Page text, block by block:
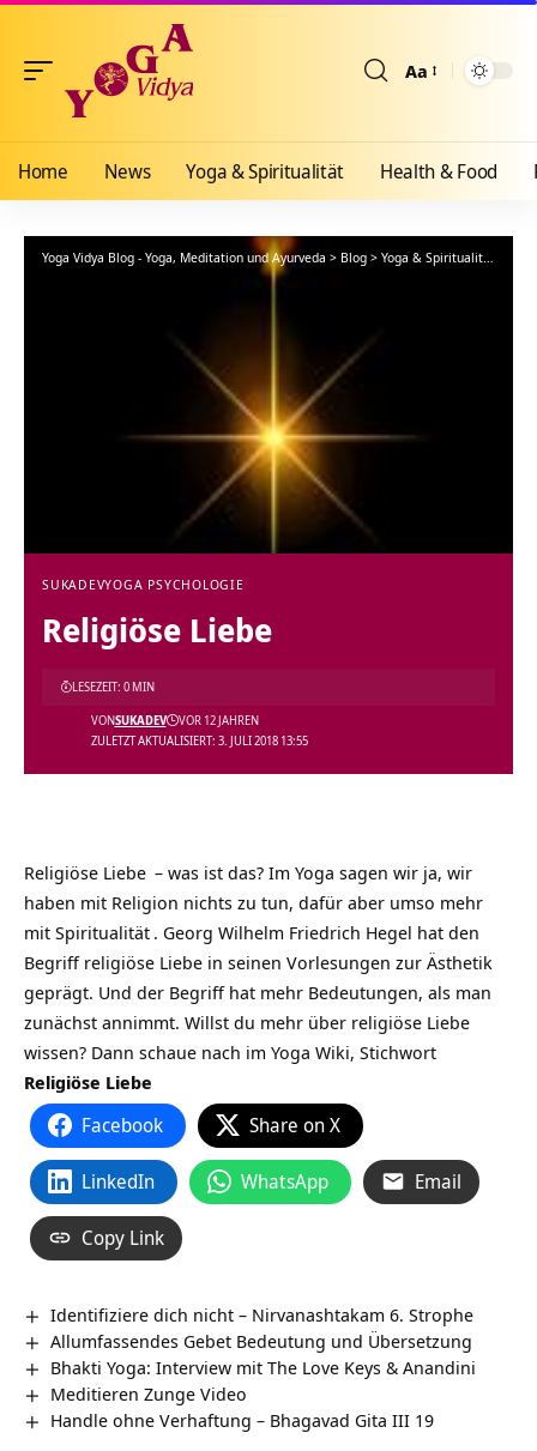
Aa
Home News Yoga & Spiritualität Health & Food
Yoga Vidya Blog - Yoga, Meditation und Ayurveda > Blog > Yoga & Spiritualität
SUKADEVYOGA PSYCHOLOGIE
Religiöse Liebe
ZULETZT AKTUALISIERT: 3. JULI 2018 13:55
VONSUKADEV VOR 12 JAHREN
LESEZEIT: 0 MIN
Religiöse Liebe – was ist das? Im Yoga sagen wir ja, wir
haben mit Religion nichts zu tun, dafür aber umso mehr
mit Spiritualität . Georg Wilhelm Friedrich Hegel hat den
Begriff religiöse Liebe in seinen Vorlesungen zur Ästhetik
geprägt. Und der Begriff hat mehr Bedeutungen, als man
zunächst annimmt. Willst du mehr über religiöse Liebe
wissen? Dann schaue nach im Yoga Wiki, Stichwort
Religiöse Liebe
Facebook Share on X
LinkedIn WhatsApp Email
Copy Link
Identifiziere dich nicht – Nirvanashtakam 6. Strophe
Allumfassendes Gebet Bedeutung und Übersetzung
Bhakti Yoga: Interview mit The Love Keys & Anandini
Meditieren Zunge Video
Handle ohne Verhaftung – Bhagavad Gita III 19